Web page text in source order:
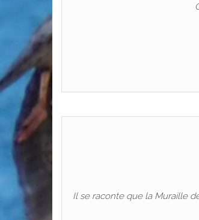
Il se raconte que la Muraille